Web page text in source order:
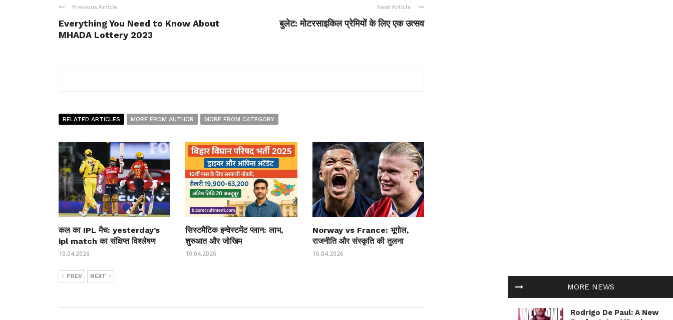
Previous Article
Everything You Need to Know About
MHADA Lottery 2023
Next Article
बुलेट: मोटरसाइकिल प्रेमियों के लिए एक उत्सव
RELATED ARTICLES MORE FROM AUTHOR MORE FROM CATEGORY
कल का IPL मैच: yesterday’s
ipl match का संक्षिप्त विश्लेषण
10.04.2026
सिस्टमैटिक इन्वेस्टमेंट प्लान: लाभ,
शुरुआत और जोखिम
10.04.2026
Norway vs France: भूगोल,
राजनीति और संस्कृति की तुलना
10.04.2026
PREV NEXT
MORE NEWS
Rodrigo De Paul: A New